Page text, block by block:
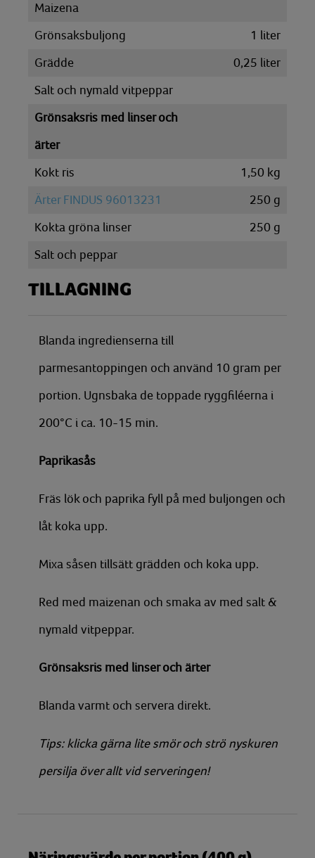
Maizena
Grönsaksbuljong
1 liter
Grädde
0,25 liter
Salt och nymald vitpeppar
Grönsaksris med linser och
ärter
Kokt ris
1,50 kg
Ärter FINDUS 96013231
250 g
Kokta gröna linser
250 g
Salt och peppar
TILLAGNING
Blanda ingredienserna till
parmesantoppingen och använd 10 gram per
portion. Ugnsbaka de toppade ryggfiléerna i
200°C i ca. 10-15 min.
Paprikasås
Fräs lök och paprika fyll på med buljongen och
låt koka upp.
Mixa såsen tillsätt grädden och koka upp.
Red med maizenan och smaka av med salt &
nymald vitpeppar.
Grönsaksris med linser och ärter
Blanda varmt och servera direkt.
Tips: klicka gärna lite smör och strö nyskuren
persilja över allt vid serveringen!